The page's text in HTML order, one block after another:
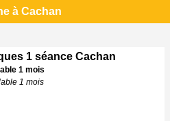
à Cachan
1 séance Cachan
1 mois
1 mois